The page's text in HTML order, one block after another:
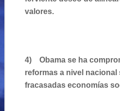
valores.
4)
Obama se ha
reformas a nivel nacional
fracasadas economías